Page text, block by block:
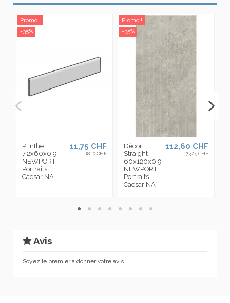
Promo !
-35%
Plinthe
7.2x60x0.9
NEWPORT
Portraits
Caesar NA
11,75 CHF
18,10 CHF
Promo !
-35%
Décor
Straight
60x120x0.9
NEWPORT
Portraits
Caesar NA
112,60 CHF
173,25 CHF
Avis
Soyez le premier à donner votre avis !